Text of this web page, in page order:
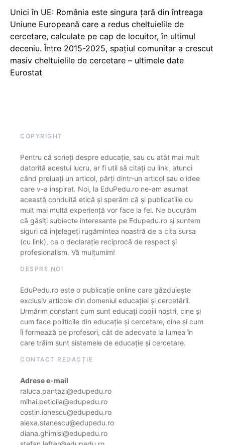
Unici în UE: România este singura țară din întreaga
Uniune Europeană care a redus cheltuielile de
cercetare, calculate pe cap de locuitor, în ultimul
deceniu. Între 2015-2025, spațiul comunitar a crescut
masiv cheltuielile de cercetare – ultimele date
Eurostat
COPYRIGHT
Pentru că scrieți despre educație, sau cu atât mai mult
datorită acestui lucru, ar fi util să citați cu link, atunci
când preluați un articol, părți dintr-un articol sau o idee
care v-a inspirat. Noi, la EduPedu.ro ne-am asumat
această conduită etică și sperăm că și publicațiile cu
mult mai multă experiență vor face la fel. Ne bucurăm
că găsiți subiecte interesante pe Edupedu.ro și suntem
siguri că înțelegeți rugămintea noastră de a cita sursa
(cu link), ca o declarație reciprocă de respect și
profesionalism. Vă mulțumim!
DESPRE NOI
EduPedu.ro este o publicație online care găzduiește
exclusiv articole din domeniul educației și cercetării.
Urmărim constant cum sunt educați copiii noștri, cine și
cum face politicile din educație și cercetare, cine și cum
îi formează pe profesori, cât de adecvate la lumea în
care trăim sunt sistemele de educație și cercetare.
CONTACT REDACȚIE
Adrese e-mail
raluca.pantazi@edupedu.ro
mihai.peticila@edupedu.ro
costin.ionescu@edupedu.ro
alexa.stanescu@edupedu.ro
diana.ghimisi@edupedu.ro